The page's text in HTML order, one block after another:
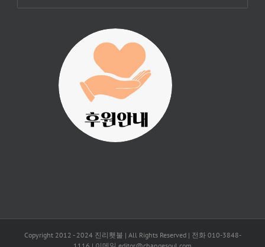
진리횃불 사역은
여러분의 후원으
로 이루어집니다.
Copyright 2012 - 2024 진리횃불 | All Rights Reserved | 전화 010-3848-